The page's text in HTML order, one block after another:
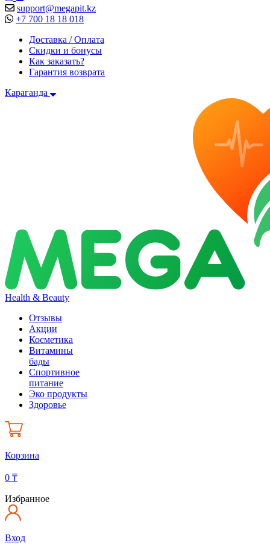
support@megapit.kz
+7 700 18 18 018
Доставка / Оплата
Скидки и бонусы
Как заказать?
Гарантия возврата
Караганда
Health & Beauty
Отзывы
Акции
Косметика
Витамины
бады
Спортивное
питание
Эко продукты
Здоровье
Корзина
0 ₸
Избранное
Вход